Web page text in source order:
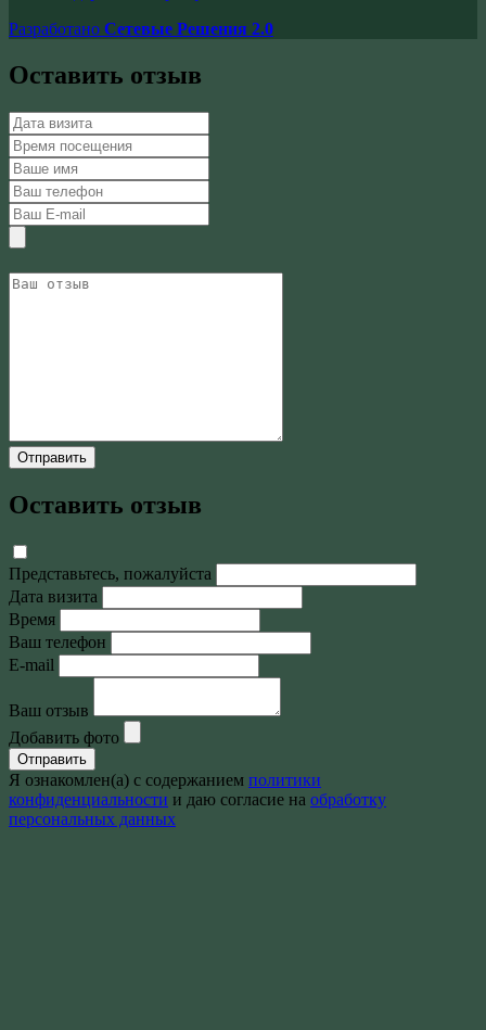
Разработано Сетевые Решения 2.0
Оставить отзыв
Отправить
Оставить отзыв
Представьтесь, пожалуйста
Дата визита
Время
Ваш телефон
E-mail
Ваш отзыв
Добавить фото
Отправить
Я ознакомлен(а) с содержанием политики
конфиденциальности и даю согласие на обработку
персональных данных